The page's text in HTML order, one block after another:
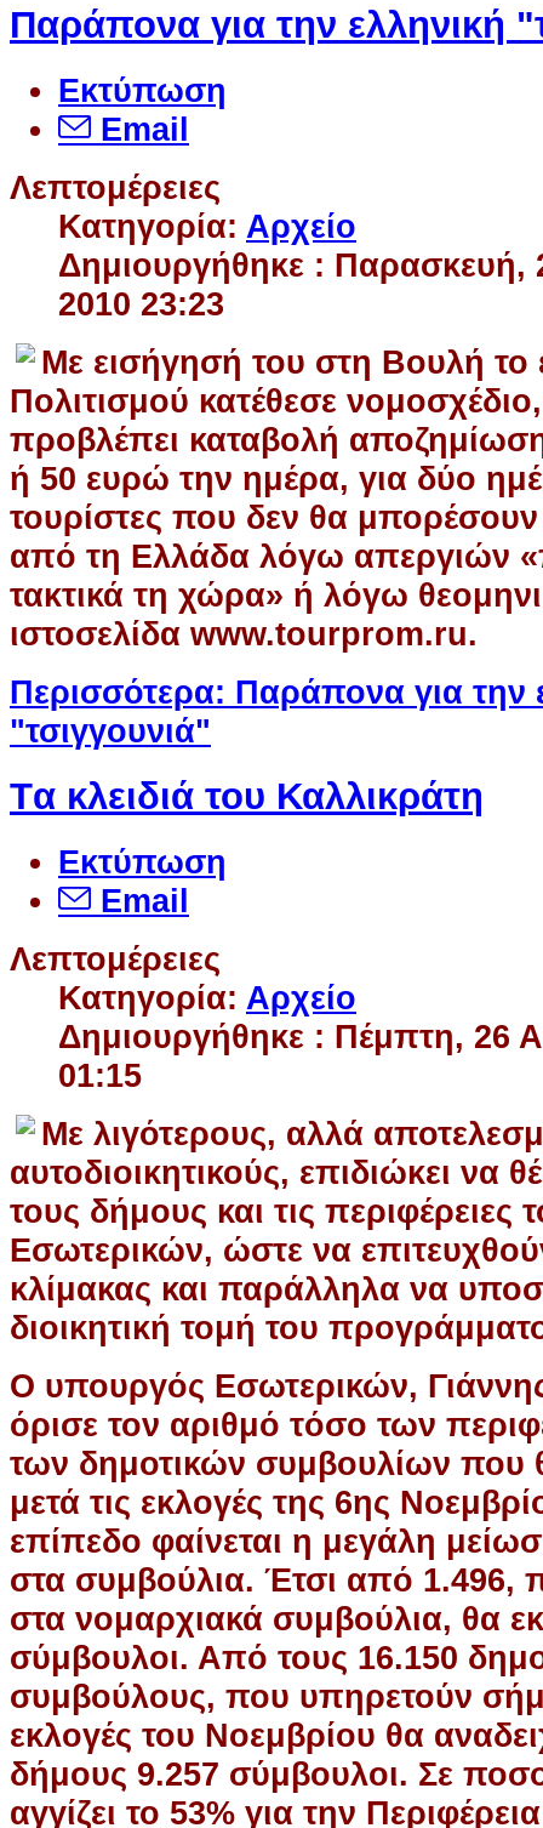
Παράπονα για την ελληνική
Εκτύπωση
Email
Λεπτομέρειες
Κατηγορία: Αρχείο
Δημιουργήθηκε : Παρασκευή,
2010 23:23
Με εισήγησή του στη Βουλή το
Πολιτισμού κατέθεσε
προβλέπει καταβολή
ή 50 ευρώ την ημέρα, για δύο
τουρίστες που δεν θα
από τη Ελλάδα λόγω απεργιών
τακτικά τη χώρα» ή λόγω
ιστοσελίδα www.tourprom.ru.
Περισσότερα: Παράπονα για την
"τσιγγουνιά"
Tα κλειδιά του Καλλικράτη
Εκτύπωση
Email
Λεπτομέρειες
Κατηγορία: Αρχείο
Δημιουργήθηκε : Πέμπτη, 26
01:15
Με λιγότερους, αλλά
αυτοδιοικητικούς, επιδιώκει να
τους δήμους και τις περιφέρειες
Εσωτερικών, ώστε να
κλίμακας και παράλληλα να
διοικητική τομή του
Ο υπουργός Εσωτερικών,
όρισε τον αριθμό τόσο των
των δημοτικών συμβουλίων
μετά τις εκλογές της 6ης
επίπεδο φαίνεται η μεγάλη
στα συμβούλια. Έτσι από 1.496,
στα νομαρχιακά συμβούλια, θα
σύμβουλοι. Από τους 16.150
συμβούλους, που υπηρετούν
εκλογές του Νοεμβρίου θα
δήμους 9.257 σύμβουλοι. Σε
αγγίζει το 53% για την